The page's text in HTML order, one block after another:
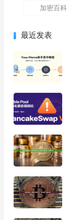
加密百科
最近发表